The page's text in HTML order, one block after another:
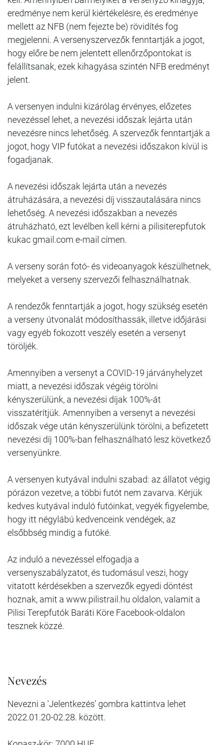
eredménye nem kerül kiértékelésre, és eredménye
mellett az NFB (nem fejezte be) rövidítés fog
megjelenni. A versenyszervezők fenntartják a jogot,
hogy előre be nem jelentett ellenőrzőpontokat is
felállítsanak, ezek kihagyása szintén NFB eredményt
jelent.
A versenyen indulni kizárólag érvényes, előzetes
nevezéssel lehet, a nevezési időszak lejárta után
nevezésre nincs lehetőség. A szervezők fenntartják a
jogot, hogy VIP futókat a nevezési időszakon kívül is
fogadjanak.
A nevezési időszak lejárta után a nevezés
átruházására, a nevezési díj visszautalására nincs
lehetőség. A nevezési időszakban a nevezés
átruházható, ezt levélben kell kérni a pilisiterepfutok
kukac gmail.com e-mail címen.
A verseny során fotó- és videoanyagok készülhetnek,
melyeket a verseny szervezői felhasználhatnak.
A rendezők fenntartják a jogot, hogy szükség esetén
a verseny útvonalát módosíthassák, illetve időjárási
vagy egyéb fokozott veszély esetén a versenyt
töröljék.
Amennyiben a versenyt a COVID-19 járványhelyzet
miatt, a nevezési időszak végéig törölni
kényszerülünk, a nevezési díjak 100%-át
visszatérítjük. Amennyiben a versenyt a nevezési
időszak vége után kényszerülünk törölni, a befizetett
nevezési díj 100%-ban felhasználható lesz következő
versenyünkre.
A versenyen kutyával indulni szabad: az állatot végig
pórázon vezetve, a többi futót nem zavarva. Kérjük
kedves kutyával induló futóinkat, vegyék figyelembe,
hogy itt négylábú kedvenceink vendégek, az
elsőbbség mindig a futóké.
Az induló a nevezéssel elfogadja a
versenyszabályzatot, és tudomásul veszi, hogy
vitatott kérdésekben a szervezők egyedi döntést
hoznak, amit a www.pilistrail.hu oldalon, valamit a
Pilisi Terepfutók Baráti Köre Facebook-oldalon
tesznek közzé.
Nevezés
Nevezni a 'Jelentkezés' gombra kattintva lehet
2022.01.20-02.28. között.